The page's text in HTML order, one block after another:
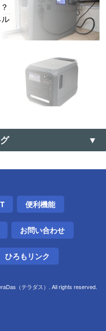
ブラウザが縮小拡大する
】
スクリーンショットを標
上向き・下向きの記号の
便利機能
お問い合わせ
ひろもリンク
（テラダス）. All rights reserved.